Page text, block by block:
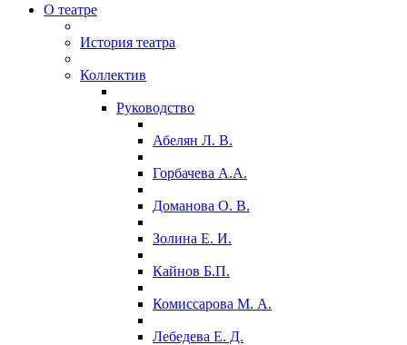
О театре
История театра
Коллектив
Руководство
Абелян Л. В.
Горбачева А.А.
Доманова О. В.
Золина Е. И.
Кайнов Б.П.
Комиссарова М. А.
Лебедева Е. Д.